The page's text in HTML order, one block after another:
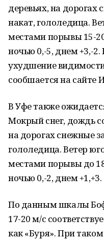
деревьях, на
накат, гололедица.
местами порывы 15-
ночью 0,-5, днем +3,-
ухудшение
сообшается на
В Уфе также
Мокрый снег, дождь
на дорогах снежные
гололедица. Ветер
местами порывы до
ночью 0,-2, днем +1,+3.
По данным шкалы
17-20 м/с
как «Буря». При